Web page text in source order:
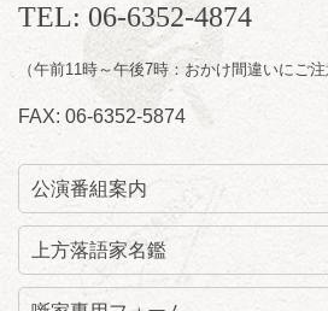
TEL: 06-6352-4874
（午前11時～午後7時：おかけ間違い
FAX: 06-6352-5874
公演番組案内
上方落語家名鑑